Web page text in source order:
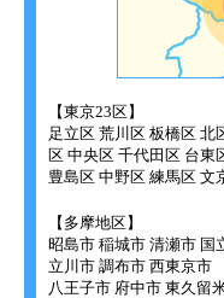
【東京23区】
足立区 荒川区 板橋区 北
区 中央区 千代田区 台東
豊島区 中野区 練馬区 文
【多摩地区】
昭島市 稲城市 清瀬市 国
立川市 調布市 西東京市
八王子市 府中市 東久留